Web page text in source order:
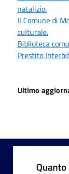
natalizio.
Il Comune di
culturale.
Biblioteca
Prestito
Ultimo